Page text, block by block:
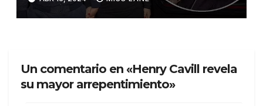
Un comentario en «Henry Cavill revela
su mayor arrepentimiento»